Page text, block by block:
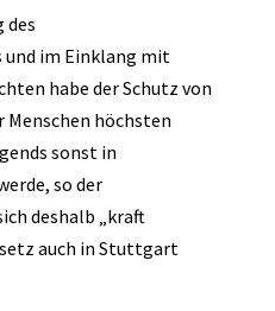
des
im Einklang mit
habe der Schutz von
Menschen höchsten
sonst in
so der
deshalb „kraft
auch in Stuttgart